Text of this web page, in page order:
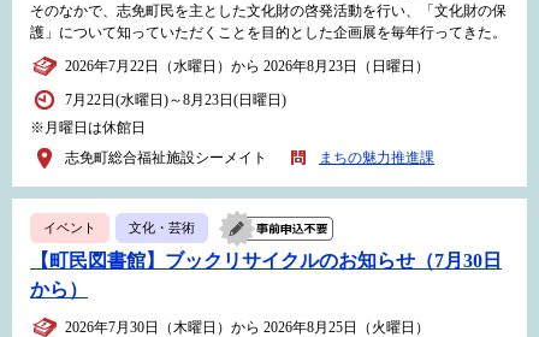
そのなかで、志免町民を主とした文化財の啓発活動を行い、「文化財の保
護」について知っていただくことを目的とした企画展を毎年行ってきた。
2026年7月22日（水曜日）から 2026年8月23日（日曜日）
7月22日(水曜日)～8月23日(日曜日)
※月曜日は休館日
志免町総合福祉施設シーメイト
まちの魅力推進課
イベント 文化・芸術
【町民図書館】ブックリサイクルのお知らせ（7月30日
から）
2026年7月30日（木曜日）から 2026年8月25日（火曜日）